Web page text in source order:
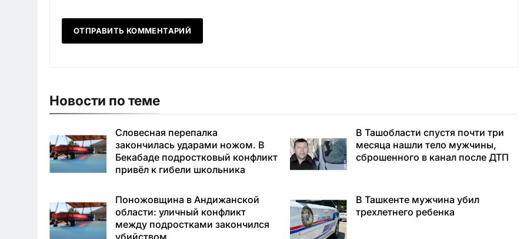
Новости по теме
Словесная перепалка
закончилась ударами ножом. В
Бекабаде подростковый конфликт
привёл к гибели школьника
В Ташобласти спустя почти три
месяца нашли тело мужчины,
сброшенного в канал после ДТП
Поножовщина в Андижанской
области: уличный конфликт
между подростками закончился
убийством
В Ташкенте мужчина убил
трехлетнего ребенка